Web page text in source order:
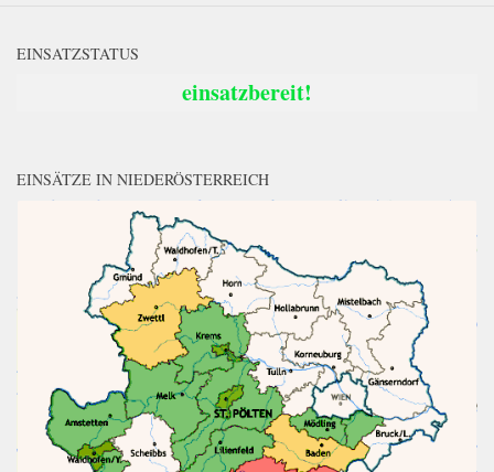
EINSATZSTATUS
einsatzbereit!
EINSÄTZE IN NIEDERÖSTERREICH